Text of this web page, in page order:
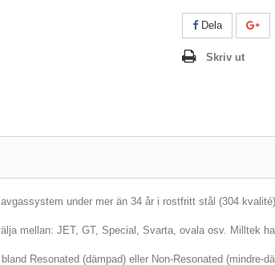
Dela
Skriv ut
under mer än 34 år i rostfritt stål (304
mellan: JET, GT, Special, Svarta, ovala osv. Milltek
Resonated (dämpad) eller Non-Resonated (mindre-